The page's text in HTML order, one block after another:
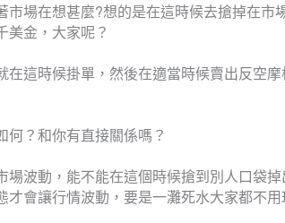
市場在想甚麼?想的是在這時候去搶掉在市
美金，大家呢？
在這時候掛單，然後在適當時候賣出反空摩
何？和你有直接關係嗎？
場波動，能不能在這個時候搶到別人口袋
才會讓行情波動，要是一灘死水大家都不用